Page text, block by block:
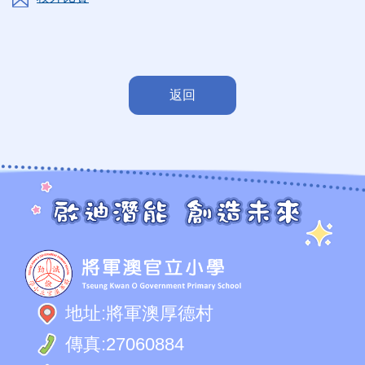
返回
地址:將軍澳厚德村
傳真:27060884